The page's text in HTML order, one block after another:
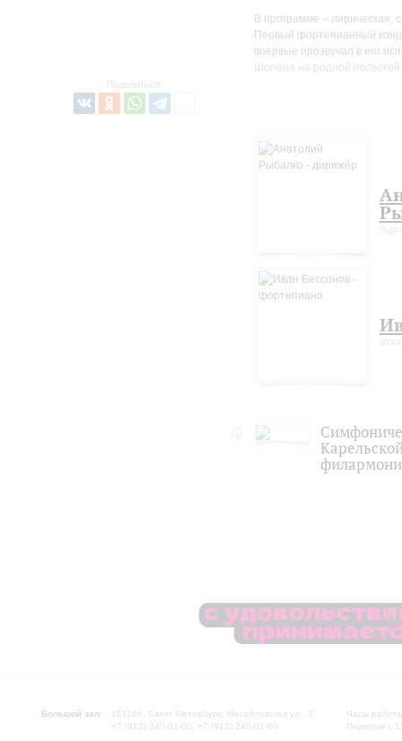
Поделиться:
В программе – лирическая,
Первый фортепианный
впервые прозвучал в его
Шопена на родной
Большой зал:
191186, Санкт-Петербург, Михайловская ул., 2
+7 (812) 240-01-00, +7 (812) 240-01-80
Часы
Перерыв с